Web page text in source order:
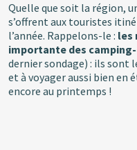
Quelle que soit la région,
s’offrent aux touristes
l’année. Rappelons-le : les
importante des
dernier sondage) : ils sont
et à voyager aussi bien en
encore au printemps !